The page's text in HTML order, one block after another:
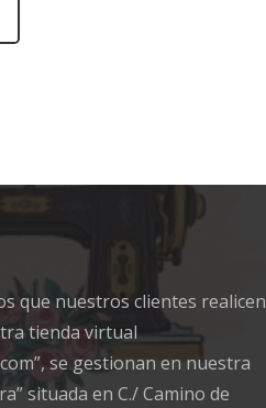
que nuestros clientes realicen
tienda virtual
se gestionan en nuestra
situada en C./ Camino de